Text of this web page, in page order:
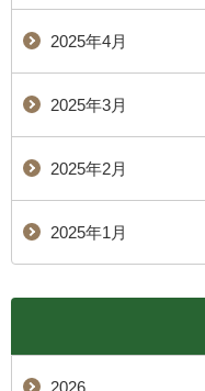
2025年4月
2025年3月
2025年2月
2025年1月
2026